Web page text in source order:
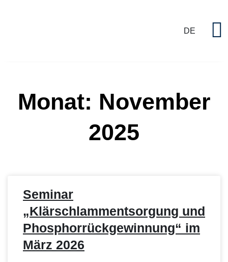
DE
Monat: November
2025
Seminar
„Klärschlammentsorgung und
Phosphorrückgewinnung“ im
März 2026